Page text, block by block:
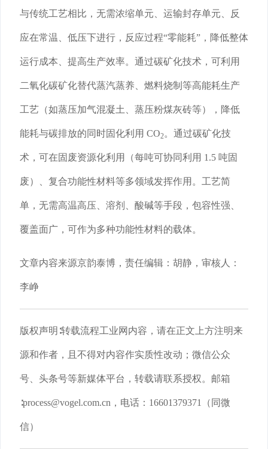
与传统工艺相比，无需浓缩单元、运输封存单元、反
应在常温、低压下进行，反应过程“零能耗”，降低整体
运行成本、提高生产效率。通过碳矿化技术，可利用
二氧化碳矿化替代蒸汽蒸养、燃料烧制等高能耗生产
工艺（如蒸压加气混凝土、蒸压粉煤灰砖等），降低
能耗与碳排放的同时固化利用 CO2。通过碳矿化技
术，可在固废资源化利用（每吨可协同利用 1.5 吨固
废）、复合功能性材料等多领域发挥作用。工艺简
单，无需高温高压、溶剂、酸碱等手段，包容性强、
覆盖面广，可作为多种功能性材料的载体。
文章内容来源京韵泰博 ，责任编辑：胡静，审核人：
李峥
版权声明∶转载流程工业网内容，请在正文上方注明来
源和作者，且不得对内容作实质性改动；微信公众
号、头条号等新媒体平台，转载请联系授权。邮箱
∶process@vogel.com.cn，电话：16601379371（同微
信）